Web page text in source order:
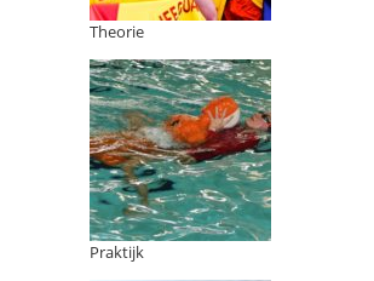
Theorie
Praktijk